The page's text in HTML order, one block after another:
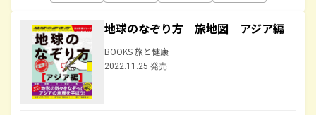
地球のなぞり方 旅地図 アジア編
BOOKS 旅と健康
2022.11.25 発売